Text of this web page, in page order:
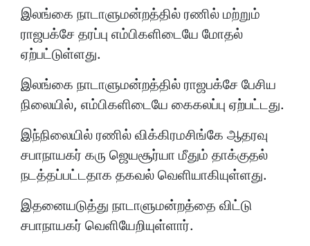
இலங்கை நாடாளுமன்றத்தில் ரணில் மற்றும்
ராஜபக்சே தரப்பு எம்பிகளிடையே மோதல்
ஏற்பட்டுள்ளது.
இலங்கை நாடாளுமன்றத்தில் ராஜபக்சே பேசிய
நிலையில், எம்பிகளிடையே கைகலப்பு ஏற்பட்டது.
இந்நிலையில் ரணில் விக்கிரமசிங்கே ஆதரவு
சபாநாயகர் கரு ஜெயசூர்யா மீதும் தாக்குதல்
நடத்தப்பட்டதாக தகவல் வெளியாகியுள்ளது.
இதனையடுத்து நாடாளுமன்றத்தை விட்டு
சபாநாயகர் வெளியேறியுள்ளார்.